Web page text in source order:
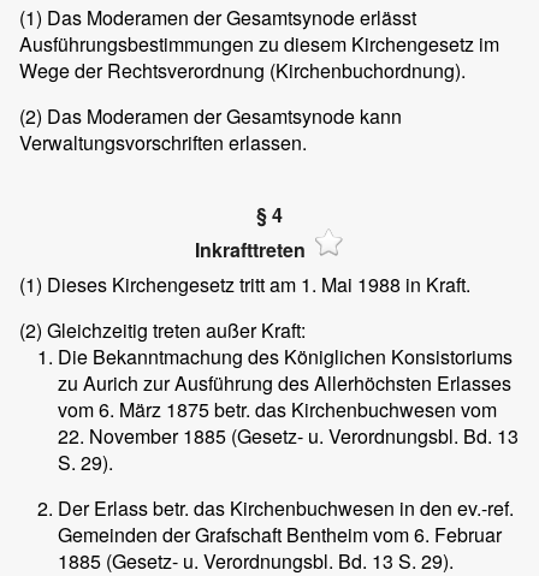
(1) Das Moderamen der Gesamtsynode erlässt
Ausführungsbestimmungen zu diesem Kirchengesetz im
Wege der Rechtsverordnung (Kirchenbuchordnung).
(2) Das Moderamen der Gesamtsynode kann
Verwaltungsvorschriften erlassen.
§ 4
Inkrafttreten
(1) Dieses Kirchengesetz tritt am 1. Mai 1988 in Kraft.
(2) Gleichzeitig treten außer Kraft:
Die Bekanntmachung des Königlichen Konsistoriums
zu Aurich zur Ausführung des Allerhöchsten Erlasses
vom 6. März 1875 betr. das Kirchenbuchwesen vom
22. November 1885 (Gesetz- u. Verordnungsbl. Bd. 13
S. 29).
Der Erlass betr. das Kirchenbuchwesen in den ev.-ref.
Gemeinden der Grafschaft Bentheim vom 6. Februar
1885 (Gesetz- u. Verordnungsbl. Bd. 13 S. 29).